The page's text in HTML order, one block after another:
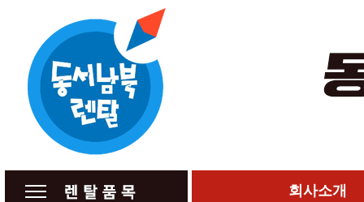
회사소개